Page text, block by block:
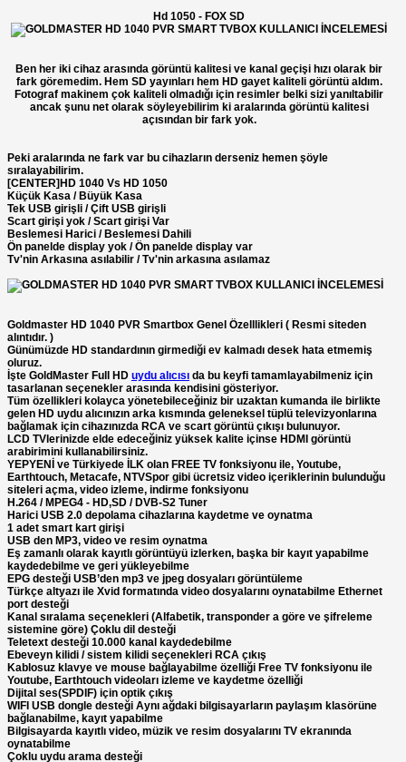
Hd 1050 - FOX SD
Ben her iki cihaz arasında görüntü kalitesi ve kanal geçişi hızı olarak bir
fark göremedim. Hem SD yayınları hem HD gayet kaliteli görüntü aldım.
Fotograf makinem çok kaliteli olmadığı için resimler belki sizi yanıltabilir
ancak şunu net olarak söyleyebilirim ki aralarında görüntü kalitesi
açısından bir fark yok.
Peki aralarında ne fark var bu cihazların derseniz hemen şöyle
sıralayabilirim.
[CENTER]HD 1040 Vs HD 1050
Küçük Kasa / Büyük Kasa
Tek USB girişli / Çift USB girişli
Scart girişi yok / Scart girişi Var
Beslemesi Harici / Beslemesi Dahili
Ön panelde display yok / Ön panelde display var
Tv'nin Arkasına asılabilir / Tv'nin arkasına asılamaz
Goldmaster HD 1040 PVR Smartbox Genel Özelllikleri ( Resmi siteden
alıntıdır. )
Günümüzde HD standardının girmediği ev kalmadı desek hata etmemiş
oluruz.
İşte GoldMaster Full HD uydu alıcısı da bu keyfi tamamlayabilmeniz için
tasarlanan seçenekler arasında kendisini gösteriyor.
Tüm özellikleri kolayca yönetebileceğiniz bir uzaktan kumanda ile birlikte
gelen HD uydu alıcınızın arka kısmında geleneksel tüplü televizyonlarına
bağlamak için cihazınızda RCA ve scart görüntü çıkışı bulunuyor.
LCD TVlerinizde elde edeceğiniz yüksek kalite içinse HDMI görüntü
arabirimini kullanabilirsiniz.
YEPYENİ ve Türkiyede İLK olan FREE TV fonksiyonu ile, Youtube,
Earthtouch, Metacafe, NTVSpor gibi ücretsiz video içeriklerinin bulunduğu
siteleri açma, video izleme, indirme fonksiyonu
H.264 / MPEG4 - HD,SD / DVB-S2 Tuner
Harici USB 2.0 depolama cihazlarına kaydetme ve oynatma
1 adet smart kart girişi
USB den MP3, video ve resim oynatma
Eş zamanlı olarak kayıtlı görüntüyü izlerken, başka bir kayıt yapabilme
kaydedebilme ve geri yükleyebilme
EPG desteği USB’den mp3 ve jpeg dosyaları görüntüleme
Türkçe altyazı ile Xvid formatında video dosyalarını oynatabilme Ethernet
port desteği
Kanal sıralama seçenekleri (Alfabetik, transponder a göre ve şifreleme
sistemine göre) Çoklu dil desteği
Teletext desteği 10.000 kanal kaydedebilme
Ebeveyn kilidi / sistem kilidi seçenekleri RCA çıkış
Kablosuz klavye ve mouse bağlayabilme özelliği Free TV fonksiyonu ile
Youtube, Earthtouch videoları izleme ve kaydetme özelliği
Dijital ses(SPDIF) için optik çıkış
WIFI USB dongle desteği Aynı ağdaki bilgisayarların paylaşım klasörüne
bağlanabilme, kayıt yapabilme
Bilgisayarda kayıtlı video, müzik ve resim dosyalarını TV ekranında
oynatabilme
Çoklu uydu arama desteği